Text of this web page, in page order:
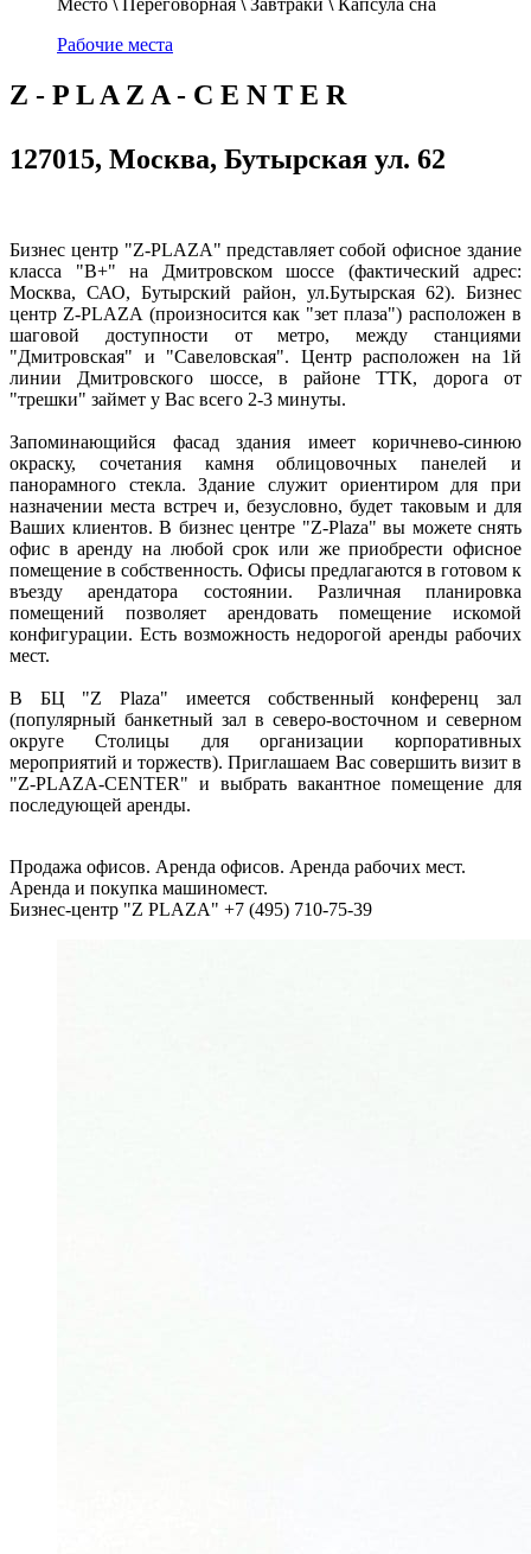
Место \Переговорная \Завтраки \Капсула сна
Рабочие места
Z - P L A Z A - C E N T E R
127015, Москва, Бутырская ул. 62
Бизнес центр "Z-PLAZA" представляет собой офисное здание
класса "В+" на Дмитровском шоссе (фактический адрес:
Москва, САО, Бутырский район, ул.Бутырская 62). Бизнес
центр Z-PLAZA (произносится как "зет плаза") расположен в
шаговой доступности от метро, между станциями
"Дмитровская" и "Савеловская". Центр расположен на 1й
линии Дмитровского шоссе, в районе ТТК, дорога от
"трешки" займет у Вас всего 2-3 минуты.
Запоминающийся фасад здания имеет коричнево-синюю
окраску, сочетания камня облицовочных панелей и
панорамного стекла. Здание служит ориентиром для при
назначении места встреч и, безусловно, будет таковым и для
Ваших клиентов. В бизнес центре "Z-Plaza" вы можете снять
офис в аренду на любой срок или же приобрести офисное
помещение в собственность. Офисы предлагаются в готовом к
въезду арендатора состоянии. Различная планировка
помещений позволяет арендовать помещение искомой
конфигурации. Есть возможность недорогой аренды рабочих
мест.
В БЦ "Z Plaza" имеется собственный конференц зал
(популярный банкетный зал в северо-восточном и северном
округе Столицы для организации корпоративных
мероприятий и торжеств). Приглашаем Вас совершить визит в
"Z-PLAZA-CENTER" и выбрать вакантное помещение для
последующей аренды.
Продажа офисов. Аренда офисов. Аренда рабочих мест.
Аренда и покупка машиномест.
Бизнес-центр "Z PLAZA" +7 (495) 710-75-39